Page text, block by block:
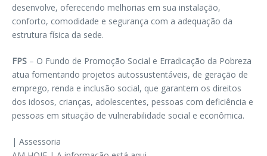
desenvolve, oferecendo melhorias em sua instalação,
conforto, comodidade e segurança com a adequação da
estrutura física da sede.
FPS – O Fundo de Promoção Social e Erradicação da Pobreza
atua fomentando projetos autossustentáveis, de geração de
emprego, renda e inclusão social, que garantem os direitos
dos idosos, crianças, adolescentes, pessoas com deficiência e
pessoas em situação de vulnerabilidade social e econômica.
| Assessoria